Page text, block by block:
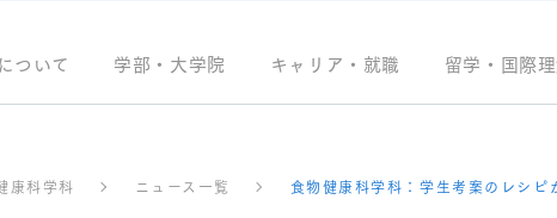
ついて 学部・大学院 キャリア・就職 留学・国際
康科学科 ニュース一覧 食物健康科学科：学生考案のレシピ